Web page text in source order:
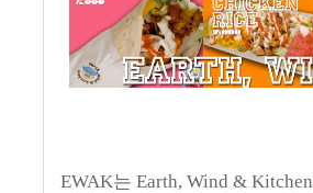
EWAK는 Earth, Wind & Kitchen